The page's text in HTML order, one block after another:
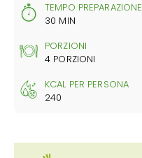
TEMPO PREPARAZIONE
30 MIN
PORZIONI
4 PORZIONI
KCAL PER PERSONA
240